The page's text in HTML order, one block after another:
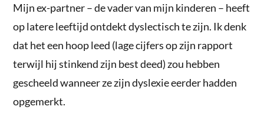
Mijn ex-partner – de vader van mijn kinderen – heeft
op latere leeftijd ontdekt dyslectisch te zijn. Ik denk
dat het een hoop leed (lage cijfers op zijn rapport
terwijl hij stinkend zijn best deed) zou hebben
gescheeld wanneer ze zijn dyslexie eerder hadden
opgemerkt.